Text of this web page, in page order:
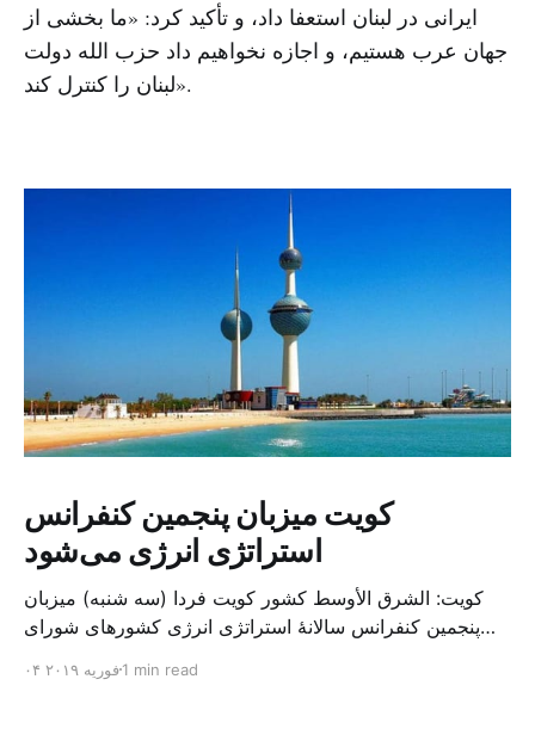
ایرانی در لبنان استعفا داد، و تأکید کرد: «ما بخشی از
جهان عرب هستیم، و اجازه نخواهیم داد حزب الله دولت
لبنان را کنترل کند».
کویت میزبان پنجمین کنفرانس
استراتژی انرژی می‌شود
کویت: الشرق الأوسط کشور کویت فردا (سه شنبه) میزبان
پنجمین کنفرانس سالانهٔ استراتژی انرژی کشورهای شورای
متخصص از شرکت‌های جهانی نفت و گاز در این کنفرانس
۰۴ فوریه ۲۰۱۹1 min read